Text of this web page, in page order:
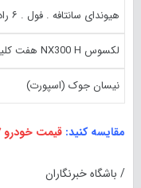
هیوندای سانتافه . فول . ۶ رادار
لکسوس NX300 H هفت کلید ۲۰۱۷
نیسان جوک (اسپورت)
مقایسه کنید: قیمت خودرو ۱۷ بهمن ۹۹
/ باشگاه خبرنگاران